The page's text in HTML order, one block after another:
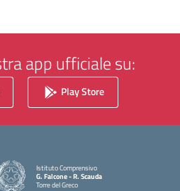
app ufficiale su:
Play Store
Istituto Comprensivo
G. Falcone - R. Scauda
Torre del Greco